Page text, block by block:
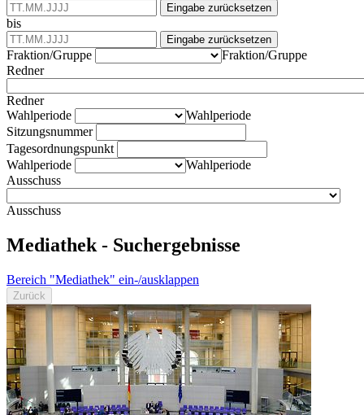
Eingabe zurücksetzen
bis
Eingabe zurücksetzen
Fraktion/Gruppe
Fraktion/Gruppe
Redner
Redner
Wahlperiode
Wahlperiode
Sitzungsnummer
Tagesordnungspunkt
Wahlperiode
Wahlperiode
Ausschuss
Ausschuss
Mediathek - Suchergebnisse
Bereich "Mediathek" ein-/ausklappen
Zurück